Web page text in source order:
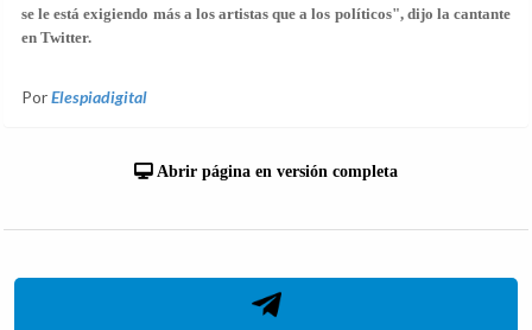
se le está exigiendo más a los artistas que a los políticos", dijo la cantante
en Twitter.
PorElespiadigital
Abrir página en versión completa